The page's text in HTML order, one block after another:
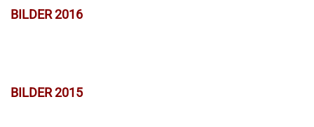
BILDER 2016
BILDER 2015